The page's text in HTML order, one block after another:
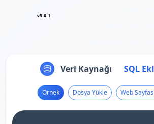
v3.0.1
Veri Kaynağı SQL
Örnek Dosya Yükle Web